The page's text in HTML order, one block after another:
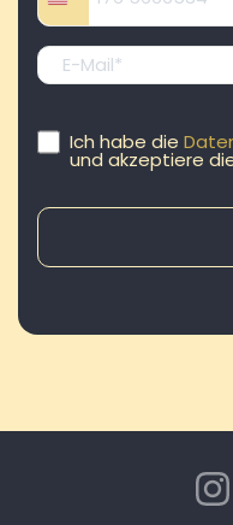
E-
Mail
Ich habe die
und akzeptiere